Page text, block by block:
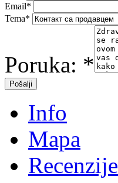
Email*
Tema*
Poruka: *
Info
Mapa
Recenzije